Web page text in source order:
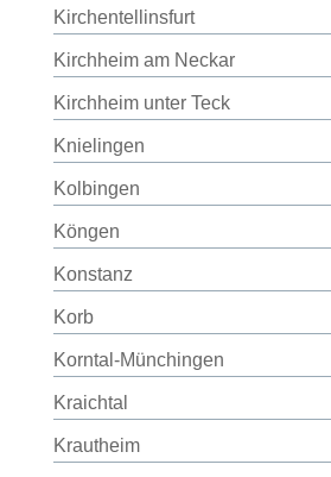
Kirchentellinsfurt
Kirchheim am Neckar
Kirchheim unter Teck
Knielingen
Kolbingen
Köngen
Konstanz
Korb
Korntal-Münchingen
Kraichtal
Krautheim